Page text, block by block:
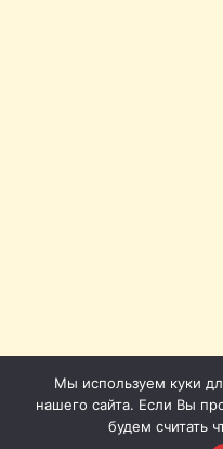
Мы используем куки
нашего сайта. Если Вы
будем считать